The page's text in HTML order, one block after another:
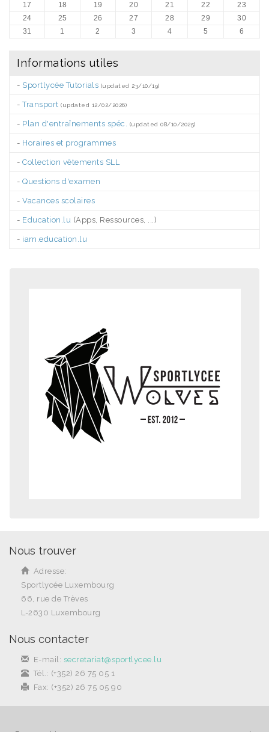
17
18 19 20 21 22
23
24
25 26 27 28 29
30
31
1 2 3 4 5 6
Informations utiles
- Sportlycée Tutorials (updated 23/10/19)
-Transport (updated 12/02/2026)
- Plan d'entraînements spéc. (updated 08/10/2025)
- Horaires et programmes
- Collection vêtements SLL
- Questions d'examen
- Vacances scolaires
- Education.lu (Apps, Ressources, ...)
- iam.education.lu
Nous trouver
Adresse:
Sportlycée Luxembourg
66, rue de Trèves
L-2630 Luxembourg
Nous contacter
E-mail: secretariat@sportlycee.lu
Tél.: (+352) 26 75 05 1
Fax: (+352) 26 75 05 90